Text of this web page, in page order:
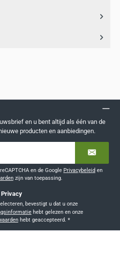
en u bent altijd als één van de
producten en aanbiedingen.
en de Google Privacybeleid en
zijn van toepassing.
Privacy
Door doorgaan te selecteren, bevestigt u dat u onze
hebt geaccepteerd. *